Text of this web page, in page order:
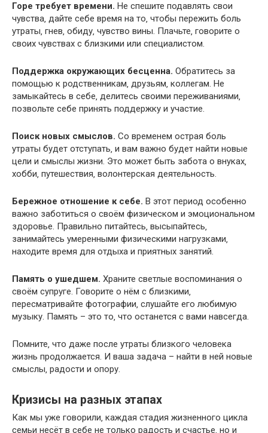
Горе требует времени.​ Не спешите подавлять свои
чувства‚ дайте себе время на то‚ чтобы пережить боль
утраты‚ гнев‚ обиду‚ чувство вины.​ Плачьте‚ говорите о
своих чувствах с близкими или специалистом.
Поддержка окружающих бесценна.​ Обратитесь за
помощью к родственникам‚ друзьям‚ коллегам. Не
замыкайтесь в себе‚ делитесь своими переживаниями‚
позвольте себе принять поддержку и участие.​
Поиск новых смыслов. Со временем острая боль
утраты будет отступать‚ и вам важно будет найти новые
цели и смыслы жизни.​ Это может быть забота о внуках‚
хобби‚ путешествия‚ волонтерская деятельность.
Бережное отношение к себе.​ В этот период особенно
важно заботиться о своём физическом и эмоциональном
здоровье.​ Правильно питайтесь‚ высыпайтесь‚
занимайтесь умеренными физическими нагрузками‚
находите время для отдыха и приятных занятий.​
Память о ушедшем.​ Храните светлые воспоминания о
своём супруге.​ Говорите о нём с близкими‚
пересматривайте фотографии‚ слушайте его любимую
музыку.​ Память – это то‚ что останется с вами навсегда.​
Помните‚ что даже после утраты близкого человека
жизнь продолжается.​ И ваша задача – найти в ней новые
смыслы‚ радости и опору.​
Кризисы на разных этапах
Как мы уже говорили‚ каждая стадия жизненного цикла
семьи несёт в себе не только радость и счастье‚ но и